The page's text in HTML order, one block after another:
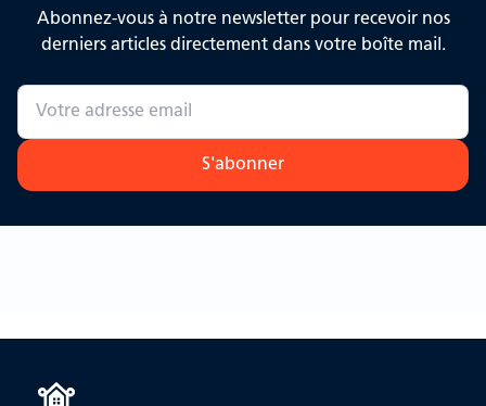
Abonnez-vous à notre newsletter pour recevoir nos
derniers articles directement dans votre boîte mail.
S'abonner